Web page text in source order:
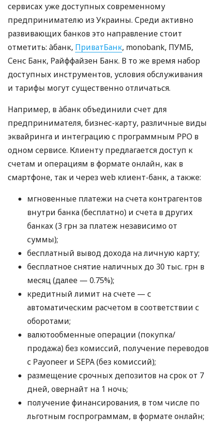
сервисах уже доступных современному
предпринимателю из Украины. Среди активно
развивающих банков это направление стоит
отметить: àбанк, ПриватБанк, monobank, ПУМБ,
Сенс Банк, Райффайзен Банк. В то же время набор
доступных инструментов, условия обслуживания
и тарифы могут существенно отличаться.
Например, в àбанк объединили счет для
предпринимателя, бизнес-карту, различные виды
эквайринга и интеграцию с программным РРО в
одном сервисе. Клиенту предлагается доступ к
счетам и операциям в формате онлайн, как в
смартфоне, так и через web клиент-банк, а также:
мгновенные платежи на счета контрагентов
внутри банка (бесплатно) и счета в других
банках (3 грн за платеж независимо от
суммы);
бесплатный вывод дохода на личную карту;
бесплатное снятие наличных до 30 тыс. грн в
месяц (далее — 0.75%);
кредитный лимит на счете — с
автоматическим расчетом в соответствии с
оборотами;
валютообменные операции (покупка/
продажа) без комиссий, получение переводов
с Payoneer и SEPA (без комиссий);
размещение срочных депозитов на срок от 7
дней, овернайт на 1 ночь;
получение финансирования, в том числе по
льготным госпрограммам, в формате онлайн;